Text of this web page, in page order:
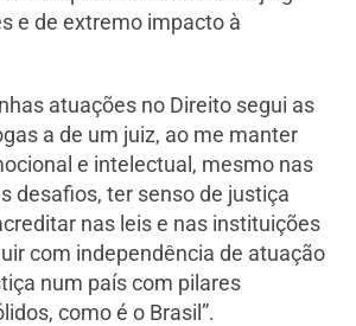
e de extremo impacto à
atuações no Direito segui as
a de um juiz, ao me manter
e intelectual, mesmo nas
desafios, ter senso de justiça
nas leis e nas instituições
com independência de atuação
num país com pilares
como é o Brasil”.